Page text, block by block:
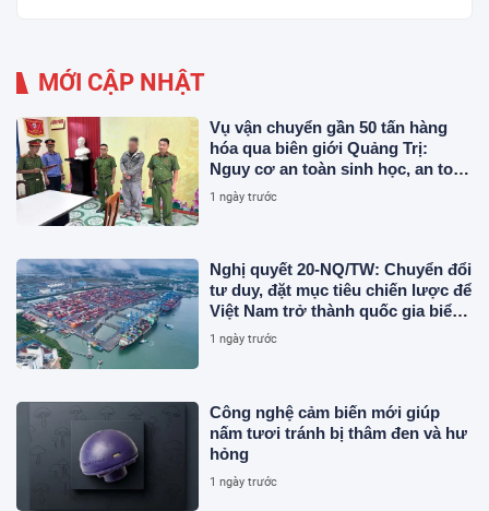
MỚI CẬP NHẬT
Vụ vận chuyển gần 50 tấn hàng
hóa qua biên giới Quảng Trị:
Nguy cơ an toàn sinh học, an toàn
thực phẩm từ sản phẩm động vật
1 ngày trước
Nghị quyết 20-NQ/TW: Chuyển đổi
tư duy, đặt mục tiêu chiến lược để
Việt Nam trở thành quốc gia biển
mạnh
1 ngày trước
Công nghệ cảm biến mới giúp
nấm tươi tránh bị thâm đen và hư
hỏng
1 ngày trước